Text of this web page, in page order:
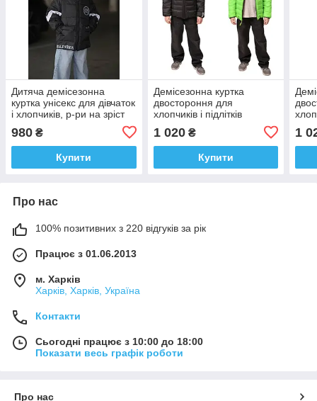
Дитяча демісезонна
куртка унісекс для дівчаток
і хлопчиків, р-ри на зріст
980 ₴
Купити
Демісезонна куртка
двостороння для
хлопчиків і підлітків
«Арсен — 3», розміри на
зріст 116 — 158
1 020₴
Купити
1
Про нас
100% позитивних з 220 відгуків за рік
Працює з 01.06.2013
м. Харків
Харків, Харків, Україна
Контакти
Сьогодні працює з 10:00 до 18:00
Показати весь графік роботи
Про нас